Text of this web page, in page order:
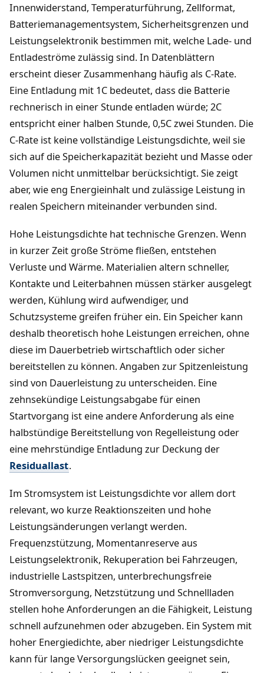
Innenwiderstand, Temperaturführung, Zellformat,
Batteriemanagementsystem, Sicherheitsgrenzen und
Leistungselektronik bestimmen mit, welche Lade- und
Entladeströme zulässig sind. In Datenblättern
erscheint dieser Zusammenhang häufig als C-Rate.
Eine Entladung mit 1C bedeutet, dass die Batterie
rechnerisch in einer Stunde entladen würde; 2C
entspricht einer halben Stunde, 0,5C zwei Stunden. Die
C-Rate ist keine vollständige Leistungsdichte, weil sie
sich auf die Speicherkapazität bezieht und Masse oder
Volumen nicht unmittelbar berücksichtigt. Sie zeigt
aber, wie eng Energieinhalt und zulässige Leistung in
realen Speichern miteinander verbunden sind.
Hohe Leistungsdichte hat technische Grenzen. Wenn
in kurzer Zeit große Ströme fließen, entstehen
Verluste und Wärme. Materialien altern schneller,
Kontakte und Leiterbahnen müssen stärker ausgelegt
werden, Kühlung wird aufwendiger, und
Schutzsysteme greifen früher ein. Ein Speicher kann
deshalb theoretisch hohe Leistungen erreichen, ohne
diese im Dauerbetrieb wirtschaftlich oder sicher
bereitstellen zu können. Angaben zur Spitzenleistung
sind von Dauerleistung zu unterscheiden. Eine
zehnsekündige Leistungsabgabe für einen
Startvorgang ist eine andere Anforderung als eine
halbstündige Bereitstellung von Regelleistung oder
eine mehrstündige Entladung zur Deckung der
Residuallast.
Im Stromsystem ist Leistungsdichte vor allem dort
relevant, wo kurze Reaktionszeiten und hohe
Leistungsänderungen verlangt werden.
Frequenzstützung, Momentanreserve aus
Leistungselektronik, Rekuperation bei Fahrzeugen,
industrielle Lastspitzen, unterbrechungsfreie
Stromversorgung, Netzstützung und Schnellladen
stellen hohe Anforderungen an die Fähigkeit, Leistung
schnell aufzunehmen oder abzugeben. Ein System mit
hoher Energiedichte, aber niedriger Leistungsdichte
kann für lange Versorgungslücken geeignet sein,